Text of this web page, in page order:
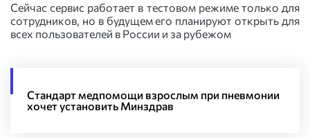
Сейчас сервис работает в тестовом режиме только для
сотрудников, но в будущем его планируют открыть для
всех пользователей в России и за рубежом
Стандарт медпомощи взрослым при пневмонии
хочет установить Минздрав